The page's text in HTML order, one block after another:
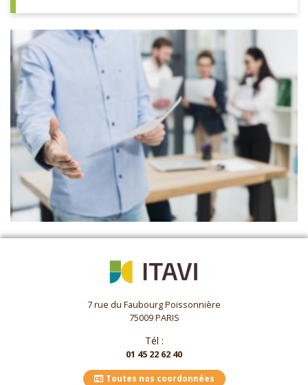
7 rue du Faubourg Poissonnière
75009 PARIS
Tél :
01 45 22 62 40
Toutes nos coordonnées